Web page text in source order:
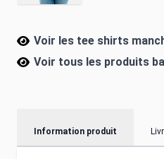
Voir les tee shirts
Voir tous les produits
Information produit